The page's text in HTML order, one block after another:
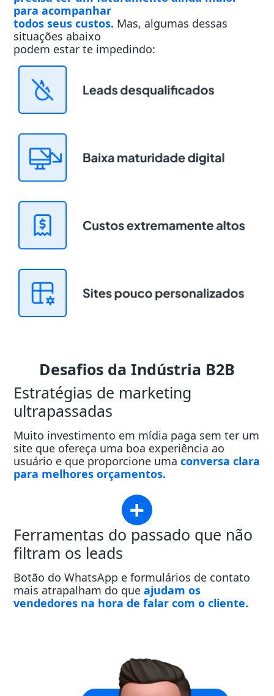
para acompanhar
todos seus custos. Mas, algumas dessas
situações abaixo
podem estar te impedindo:
Desafios da Indústria B2B
Estratégias de marketing
ultrapassadas
Muito investimento em mídia paga sem ter um
site que ofereça uma boa experiência ao
usuário e que proporcione uma conversa clara
para melhores orçamentos.
Ferramentas do passado que não
filtram os leads
Botão do WhatsApp e formulários de contato
mais atrapalham do que ajudam os
vendedores na hora de falar com o cliente.